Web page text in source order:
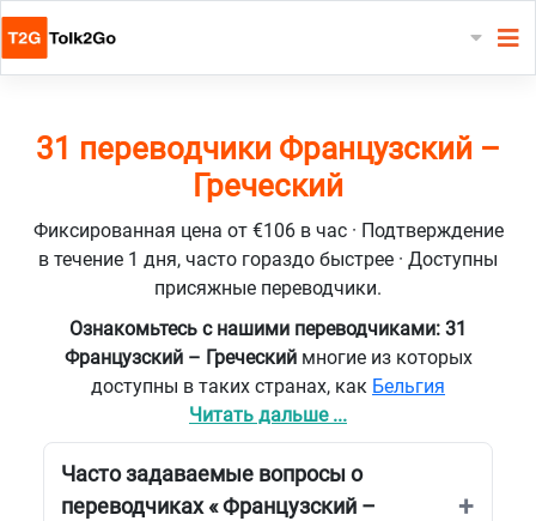
31 переводчики Французский –
Греческий
Фиксированная цена от €106 в час · Подтверждение
в течение 1 дня, часто гораздо быстрее · Доступны
присяжные переводчики.
Ознакомьтесь с нашими переводчиками: 31
Французский – Греческий многие из которых
доступны в таких странах, как Бельгия
Читать дальше ...
Часто задаваемые вопросы о
переводчиках « Французский –